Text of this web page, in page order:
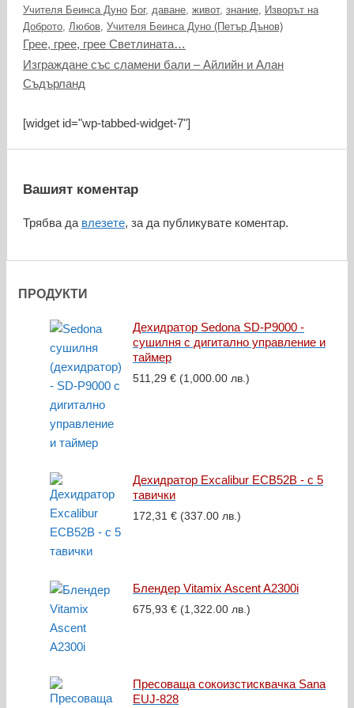
Категории
Учителя Беинса Дуно Етикети
Бог, даване, живот, знание, Изворът на
Доброто, Любов, Учителя Беинса Дуно (Петър Дънов)
Грее, грее, грее Светлината…
Изграждане със сламени бали – Айлийн и Алан
Съдърланд
[widget id="wp-tabbed-widget-7"]
Вашият коментар
Трябва да влезете, за да публикувате коментар.
ПРОДУКТИ
Дехидратор Sedona SD-P9000 -
сушилня с дигитално управление и
таймер
511,29 € (1,000.00 лв.)
Дехидратор Excalibur ECB52B - с 5
тавички
172,31 € (337.00 лв.)
Блендер Vitamix Ascent A2300i
675,93 € (1,322.00 лв.)
Пресоваща сокоизстисквачка Sana
EUJ-828